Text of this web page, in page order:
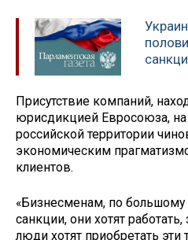
Присутствие компаний,
юрисдикцией Евросоюза, на
российской территории
экономическим
клиентов.
«Бизнесменам, по большому
санкции, они хотят
люди хотят приобретать